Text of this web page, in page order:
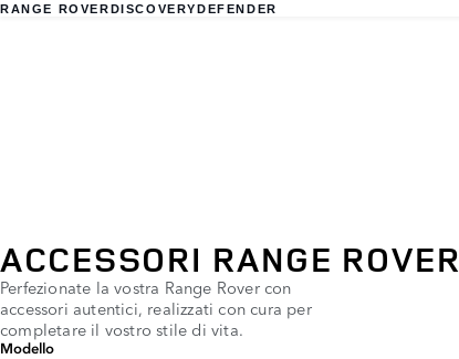
RANGE ROVERDISCOVERYDEFENDER
ACCESSORI RANGE ROVER
Perfezionate la vostra Range Rover con
accessori autentici, realizzati con cura per
completare il vostro stile di vita.
Modello